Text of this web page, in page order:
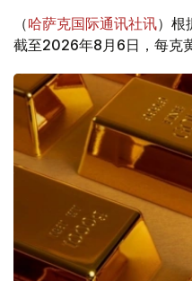
（哈萨克国际通讯社讯）根
截至2026年8月6日，每克